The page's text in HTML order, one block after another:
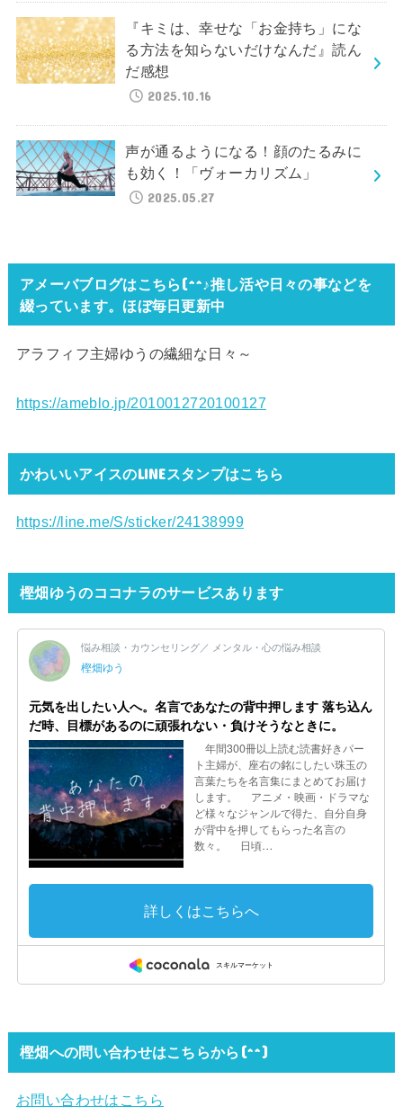
『キミは、幸せな「お金持ち」にな
る方法を知らないだけなんだ』読ん
だ感想
2025.10.16
声が通るようになる！顔のたるみに
も効く！「ヴォーカリズム」
2025.05.27
アメーバブログはこちら(^^♪推し活や日々の事などを
綴っています。ほぼ毎日更新中
アラフィフ主婦ゆうの繊細な日々～
https://ameblo.jp/2010012720100127
かわいいアイスのLINEスタンプはこちら
https://line.me/S/sticker/24138999
樫畑ゆうのココナラのサービスあります
樫畑への問い合わせはこちらから(^^)
お問い合わせはこちら